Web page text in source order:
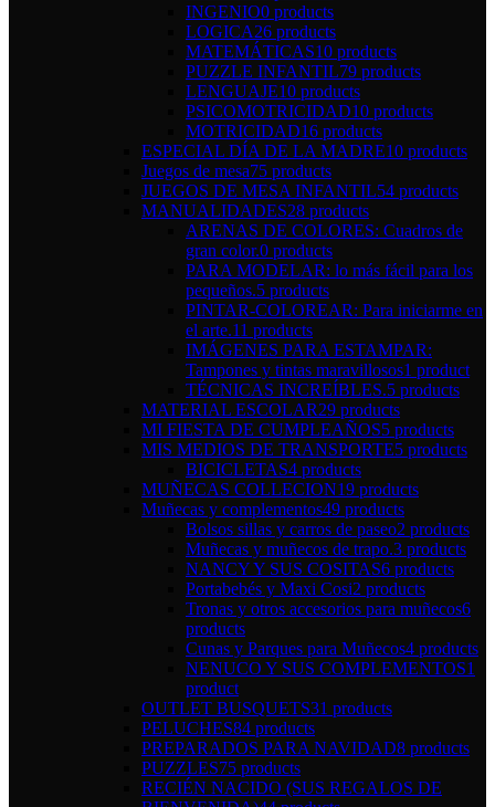
INGENIO0 products
LOGICA26 products
MATEMÁTICAS10 products
PUZZLE INFANTIL79 products
LENGUAJE10 products
PSICOMOTRICIDAD10 products
MOTRICIDAD16 products
ESPECIAL DÍA DE LA MADRE10 products
Juegos de mesa75 products
JUEGOS DE MESA INFANTIL54 products
MANUALIDADES28 products
ARENAS DE COLORES: Cuadros de
gran color.0 products
PARA MODELAR: lo más fácil para los
pequeños.5 products
PINTAR-COLOREAR: Para iniciarme en
el arte.11 products
IMÁGENES PARA ESTAMPAR:
Tampones y tintas maravillosos1 product
TÉCNICAS INCREÍBLES.5 products
MATERIAL ESCOLAR29 products
MI FIESTA DE CUMPLEAÑOS5 products
MIS MEDIOS DE TRANSPORTE5 products
BICICLETAS4 products
MUÑECAS COLLECION19 products
Muñecas y complementos49 products
Bolsos sillas y carros de paseo2 products
Muñecas y muñecos de trapo.3 products
NANCY Y SUS COSITAS6 products
Portabebés y Maxi Cosi2 products
Tronas y otros accesorios para muñecos6
products
Cunas y Parques para Muñecos4 products
NENUCO Y SUS COMPLEMENTOS1
product
OUTLET BUSQUETS31 products
PELUCHES84 products
PREPARADOS PARA NAVIDAD8 products
PUZZLES75 products
RECIÉN NACIDO (SUS REGALOS DE